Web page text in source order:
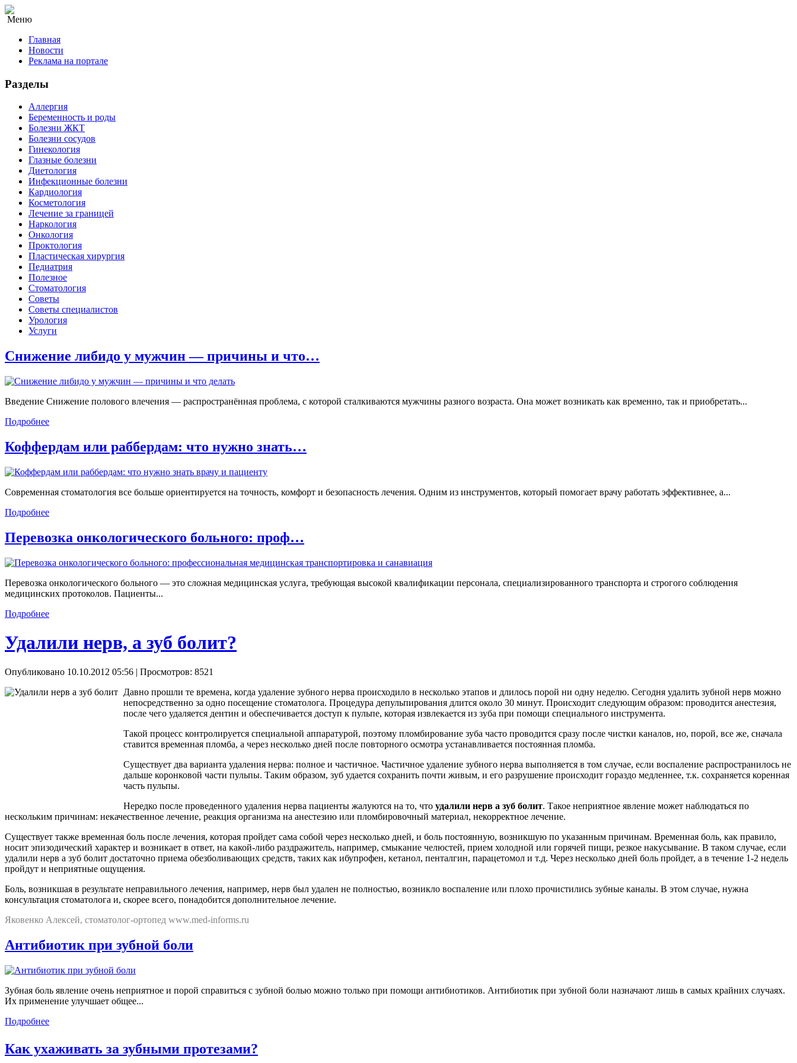
Меню
Главная
Новости
Реклама на портале
Разделы
Аллергия
Беременность и роды
Болезни ЖКТ
Болезни сосудов
Гинекология
Глазные болезни
Диетология
Инфекционные болезни
Кардиология
Косметология
Лечение за границей
Наркология
Онкология
Проктология
Пластическая хирургия
Педиатрия
Полезное
Стоматология
Советы
Советы специалистов
Урология
Услуги
Снижение либидо у мужчин — причины и что…
Введение Снижение полового влечения — распространённая проблема, с которой сталкиваются мужчины разного возраста. Она может возникать как временно, так и приобретать...
Подробнее
Коффердам или раббердам: что нужно знать…
Современная стоматология все больше ориентируется на точность, комфорт и безопасность лечения. Одним из инструментов, который помогает врачу работать эффективнее, а...
Подробнее
Перевозка онкологического больного: проф…
Перевозка онкологического больного — это сложная медицинская услуга, требующая высокой квалификации персонала, специализированного транспорта и строгого соблюдения
медицинских протоколов. Пациенты...
Подробнее
Удалили нерв, а зуб болит?
Опубликовано 10.10.2012 05:56 | Просмотров: 8521
Давно прошли те времена, когда удаление зубного нерва происходило в несколько этапов и длилось порой ни одну неделю. Сегодня удалить зубной нерв можно
непосредственно за одно посещение стоматолога. Процедура депульпирования длится около 30 минут. Происходит следующим образом: проводится анестезия,
после чего удаляется дентин и обеспечивается доступ к пульпе, которая извлекается из зуба при помощи специального инструмента.
Такой процесс контролируется специальной аппаратурой, поэтому пломбирование зуба часто проводится сразу после чистки каналов, но, порой, все же, сначала
ставится временная пломба, а через несколько дней после повторного осмотра устанавливается постоянная пломба.
Существует два варианта удаления нерва: полное и частичное. Частичное удаление зубного нерва выполняется в том случае, если воспаление распространилось не
дальше коронковой части пульпы. Таким образом, зуб удается сохранить почти живым, и его разрушение происходит гораздо медленнее, т.к. сохраняется коренная
часть пульпы.
Нередко после проведенного удаления нерва пациенты жалуются на то, что удалили нерв а зуб болит. Такое неприятное явление может наблюдаться по
нескольким причинам: некачественное лечение, реакция организма на анестезию или пломбировочный материал, некорректное лечение.
Существует также временная боль после лечения, которая пройдет сама собой через несколько дней, и боль постоянную, возникшую по указанным причинам. Временная боль, как правило,
носит эпизодический характер и возникает в ответ, на какой-либо раздражитель, например, смыкание челюстей, прием холодной или горячей пищи, резкое накусывание. В таком случае, если
удалили нерв а зуб болит достаточно приема обезболивающих средств, таких как ибупрофен, кетанол, пенталгин, парацетомол и т.д. Через несколько дней боль пройдет, а в течение 1-2 недель
пройдут и неприятные ощущения.
Боль, возникшая в результате неправильного лечения, например, нерв был удален не полностью, возникло воспаление или плохо прочистились зубные каналы. В этом случае, нужна
консультация стоматолога и, скорее всего, понадобится дополнительное лечение.
Яковенко Алексей, стоматолог-ортопед www.med-informs.ru
Антибиотик при зубной боли
Зубная боль явление очень неприятное и порой справиться с зубной болью можно только при помощи антибиотиков. Антибиотик при зубной боли назначают лишь в самых крайних случаях.
Их применение улучшает общее...
Подробнее
Как ухаживать за зубными протезами?